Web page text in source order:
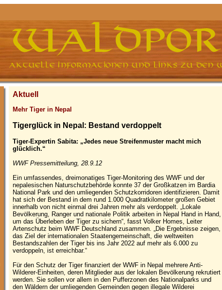
Aktuell
Mehr Tiger in Nepal
Tigerglück in Nepal: Bestand verdoppelt
Tiger-Expertin Sabita: „Jedes neue Streifenmuster macht mich
glücklich.“
WWF Pressemitteilung, 28.9.12
Ein umfassendes, dreimonatiges Tiger-Monitoring des WWF und der
nepalesischen Naturschutzbehörde konnte 37 der Großkatzen im Bardia
National Park und den umliegenden Schutzkorridoren identifizieren. Damit
hat sich der Bestand in dem rund 1.000 Quadratkilometer großen Gebiet
innerhalb von nicht einmal drei Jahren mehr als verdoppelt. „Lokale
Bevölkerung, Ranger und nationale Politik arbeiten in Nepal Hand in Hand,
um das Überleben der Tiger zu sichern“, fasst Volker Homes, Leiter
Artenschutz beim WWF Deutschland zusammen. „Die Ergebnisse zeigen,
das Ziel der internationalen Staatengemeinschaft, die weltweiten
Bestandszahlen der Tiger bis ins Jahr 2022 auf mehr als 6.000 zu
verdoppeln, ist erreichbar.“
Für den Schutz der Tiger finanziert der WWF in Nepal mehrere Anti-
Wilderer-Einheiten, deren Mitglieder aus der lokalen Bevölkerung rekrutiert
werden. Sie sollen vor allem in den Pufferzonen des Nationalparks und
den Wäldern der umliegenden Gemeinden gegen illegale Wilderei